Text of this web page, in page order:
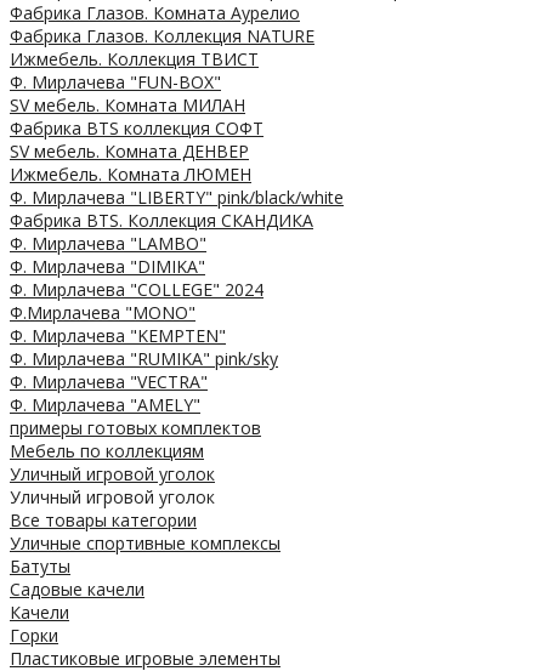
Фабрика Глазов. Комната Аурелио
Фабрика Глазов. Коллекция NATURE
Ижмебель. Коллекция ТВИСТ
Ф. Мирлачева "FUN-BOX"
SV мебель. Комната МИЛАН
Фабрика BTS коллекция СОФТ
SV мебель. Комната ДЕНВЕР
Ижмебель. Комната ЛЮМЕН
Ф. Мирлачева "LIBERTY" pink/black/white
Фабрика BTS. Коллекция СКАНДИКА
Ф. Мирлачева "LAMBO"
Ф. Мирлачева "DIMIKA"
Ф. Мирлачева "COLLEGE" 2024
Ф.Мирлачева "MONO"
Ф. Мирлачева "KEMPTEN"
Ф. Мирлачева "RUMIKA" pink/sky
Ф. Мирлачева "VECTRA"
Ф. Мирлачева "AMELY"
примеры готовых комплектов
Мебель по коллекциям
Уличный игровой уголок
Уличный игровой уголок
Все товары категории
Уличные спортивные комплексы
Батуты
Садовые качели
Качели
Горки
Пластиковые игровые элементы